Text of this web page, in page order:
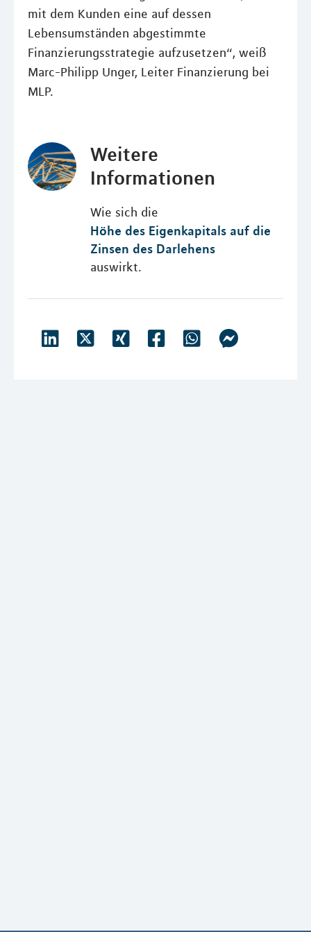
mit dem Kunden eine auf dessen
Lebensumständen abgestimmte
Finanzierungsstrategie aufzusetzen“, weiß
Marc-Philipp Unger, Leiter Finanzierung bei
MLP.
Weitere
Informationen
Wie sich die
Höhe des Eigenkapitals auf die
Zinsen des Darlehens
auswirkt.